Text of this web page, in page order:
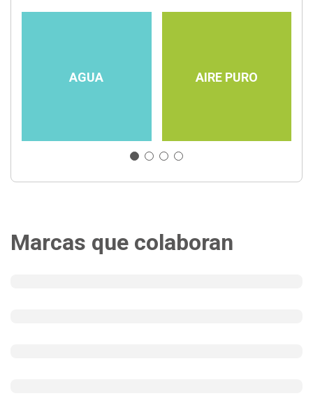
AGUA AIRE PURO
Marcas que colaboran